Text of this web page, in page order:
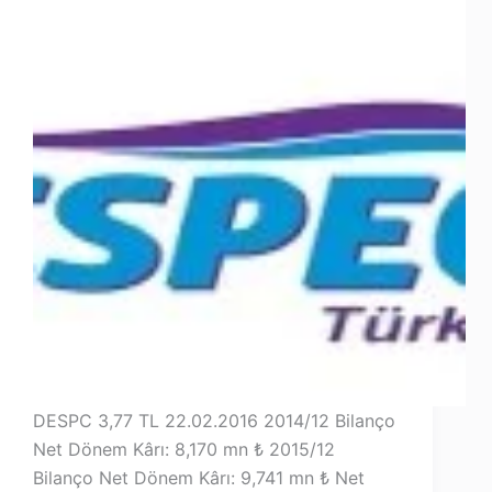
DESPC 3,77 TL 22.02.2016 2014/12 Bilanço
Net Dönem Kârı: 8,170 mn ₺ 2015/12
Bilanço Net Dönem Kârı: 9,741 mn ₺ Net